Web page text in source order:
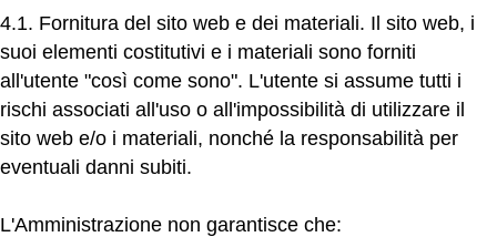
4.1. Fornitura del sito web e dei materiali. Il sito web, i
suoi elementi costitutivi e i materiali sono forniti
all'utente "così come sono". L'utente si assume tutti i
rischi associati all'uso o all'impossibilità di utilizzare il
sito web e/o i materiali, nonché la responsabilità per
eventuali danni subiti.
L'Amministrazione non garantisce che: